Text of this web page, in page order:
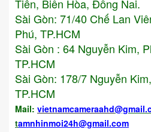
Tiến, Biên Hòa, Đồng Nai.
Sài Gòn: 71/40 Chế Lan
Phú, TP.HCM
Sài Gòn : 64 Nguyễn Kim,
TP.HCM
Sài Gòn: 178/7 Nguyễn
TP.HCM
Mail: vietnamcameraahd
tamnhinmoi24h@gmail.com